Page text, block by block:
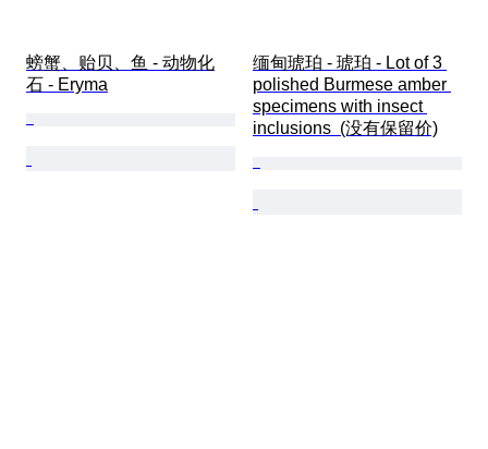
螃蟹、贻贝、鱼 - 动物化
石 - Eryma
缅甸琥珀 - 琥珀 - Lot of 3
polished Burmese amber
specimens with insect
inclusions  (没有保留价)